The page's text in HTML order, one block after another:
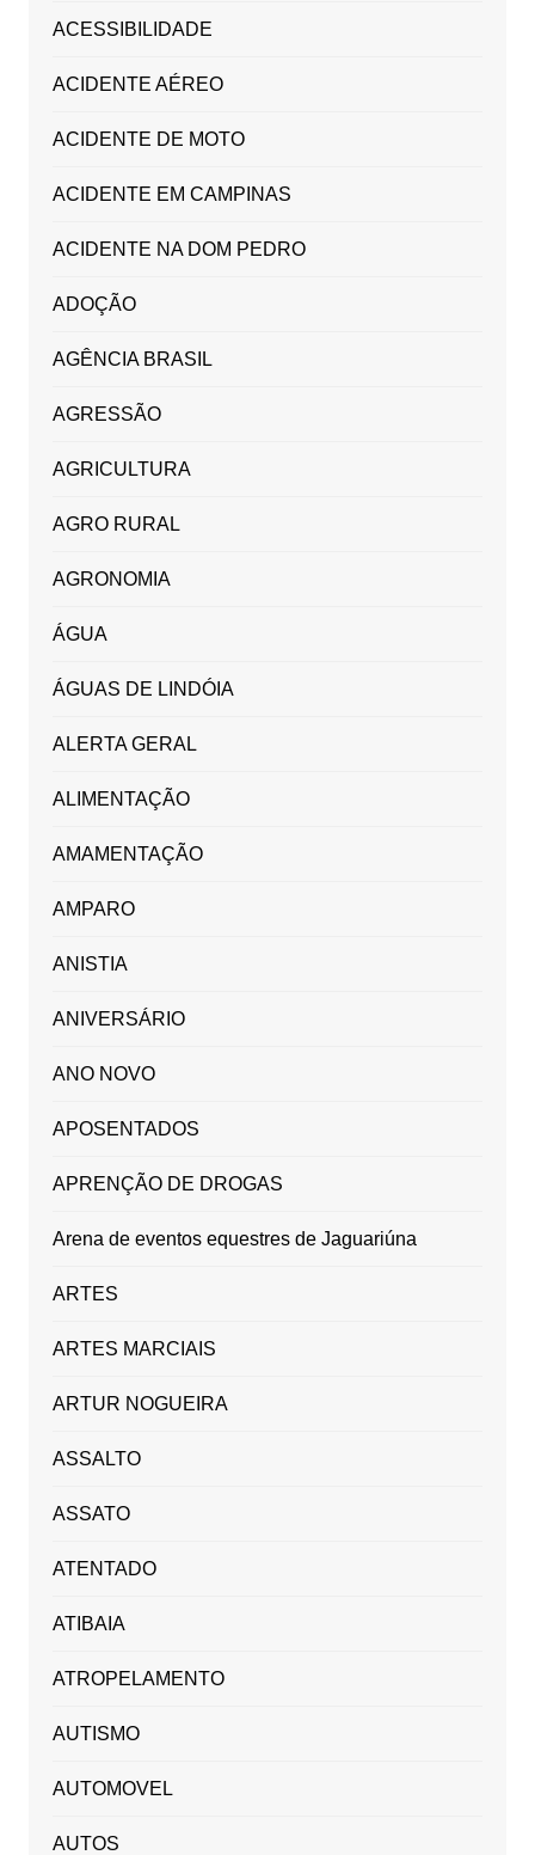
ACESSIBILIDADE
ACIDENTE AÉREO
ACIDENTE DE MOTO
ACIDENTE EM CAMPINAS
ACIDENTE NA DOM PEDRO
ADOÇÃO
AGÊNCIA BRASIL
AGRESSÃO
AGRICULTURA
AGRO RURAL
AGRONOMIA
ÁGUA
ÁGUAS DE LINDÓIA
ALERTA GERAL
ALIMENTAÇÃO
AMAMENTAÇÃO
AMPARO
ANISTIA
ANIVERSÁRIO
ANO NOVO
APOSENTADOS
APRENÇÃO DE DROGAS
Arena de eventos equestres de Jaguariúna
ARTES
ARTES MARCIAIS
ARTUR NOGUEIRA
ASSALTO
ASSATO
ATENTADO
ATIBAIA
ATROPELAMENTO
AUTISMO
AUTOMOVEL
AUTOS